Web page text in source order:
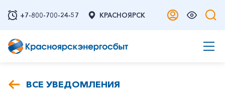
+7-800-700-24-57 КРАСНОЯРСК
ВСЕ УВЕДОМЛЕНИЯ